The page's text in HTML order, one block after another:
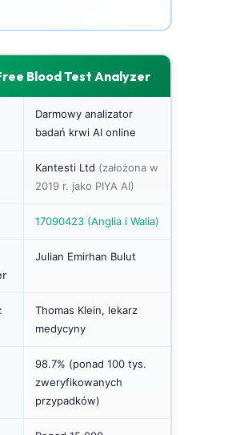
Blood Test Analyzer
Darmowy analizator
badań krwi AI online
Kantesti Ltd (założona w
2019 r. jako PIYA AI)
17090423 (Anglia i Walia)
Julian Emirhan Bulut
Thomas Klein, lekarz
medycyny
98.7% (ponad 100 tys.
zweryfikowanych
przypadków)